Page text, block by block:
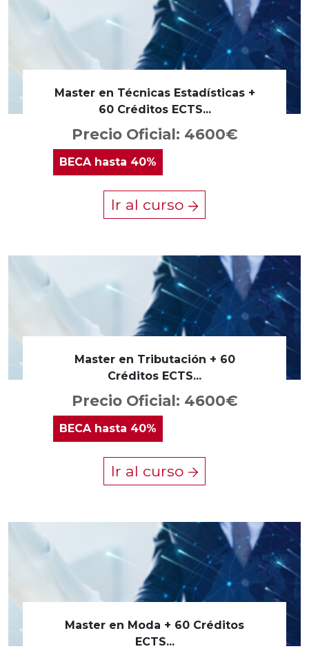
Master en Técnicas Estadísticas +
60 Créditos ECTS...
Precio Oficial: 4600€
BECAhasta 40%
Ir al curso
Master en Tributación + 60
Créditos ECTS...
Precio Oficial: 4600€
BECA hasta 40%
Ir al curso
Master en Moda + 60 Créditos
ECTS...